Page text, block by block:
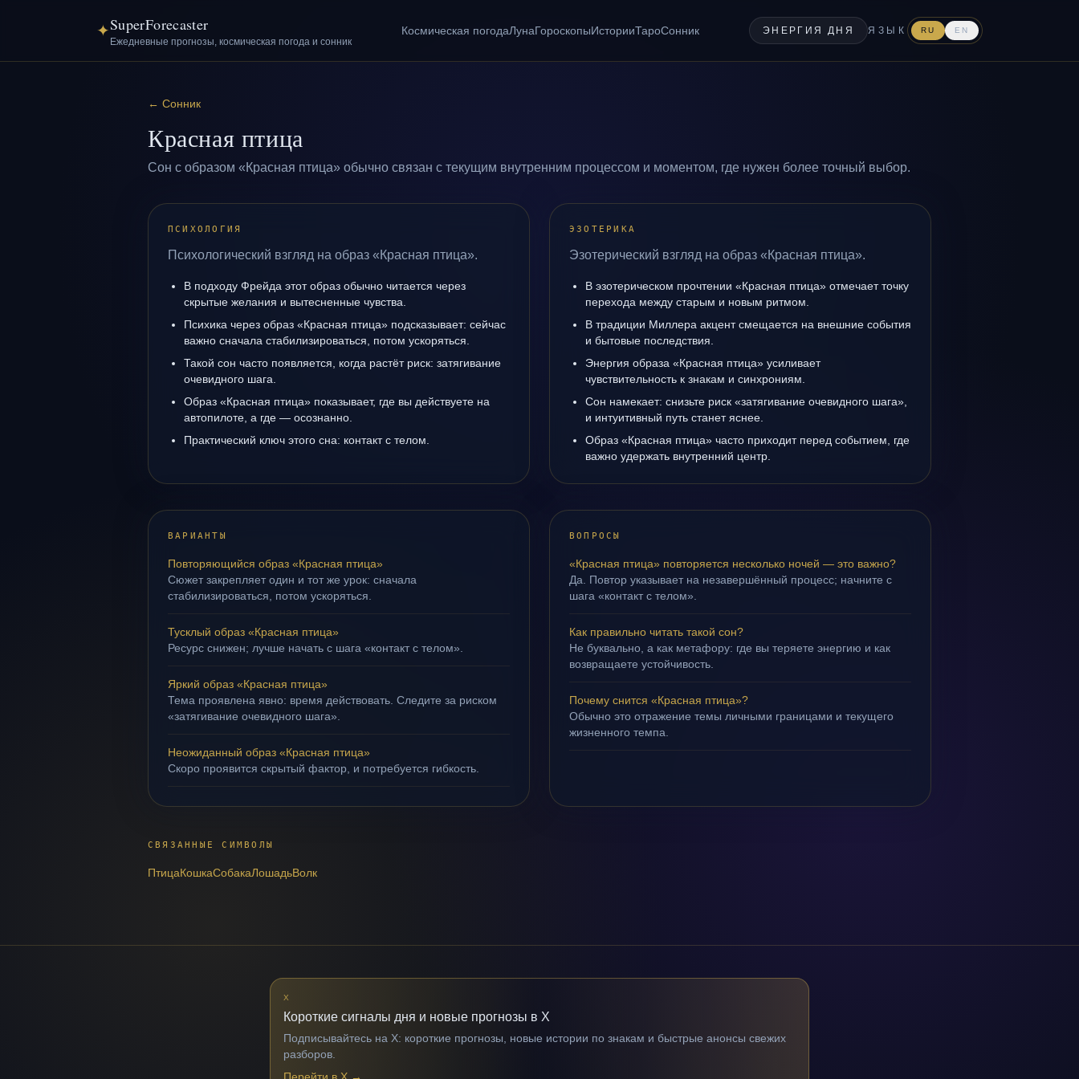
✦SuperForecaster
Ежедневные прогнозы, космическая погода и сонник
Космическая погодаЛунаГороскопыИсторииТароСонник ЭНЕРГИЯ ДНЯ ЯЗЫК RU EN
← Сонник
Красная птица
Сон с образом «Красная птица» обычно связан с текущим внутренним процессом и моментом, где нужен более точный выбор.
ПСИХОЛОГИЯ
Психологический взгляд на образ «Красная птица».
В подходу Фрейда этот образ обычно читается через
скрытые желания и вытесненные чувства.
Психика через образ «Красная птица» подсказывает: сейчас
важно сначала стабилизироваться, потом ускоряться.
Такой сон часто появляется, когда растёт риск: затягивание
очевидного шага.
Образ «Красная птица» показывает, где вы действуете на
автопилоте, а где — осознанно.
Практический ключ этого сна: контакт с телом.
ЭЗОТЕРИКА
Эзотерический взгляд на образ «Красная птица».
В эзотерическом прочтении «Красная птица» отмечает точку
перехода между старым и новым ритмом.
В традиции Миллера акцент смещается на внешние события
и бытовые последствия.
Энергия образа «Красная птица» усиливает
чувствительность к знакам и синхрониям.
Сон намекает: снизьте риск «затягивание очевидного шага»,
и интуитивный путь станет яснее.
Образ «Красная птица» часто приходит перед событием, где
важно удержать внутренний центр.
ВАРИАНТЫ
Повторяющийся образ «Красная птица»
Сюжет закрепляет один и тот же урок: сначала
стабилизироваться, потом ускоряться.
Тусклый образ «Красная птица»
Ресурс снижен; лучше начать с шага «контакт с телом».
Яркий образ «Красная птица»
Тема проявлена явно: время действовать. Следите за риском
«затягивание очевидного шага».
Неожиданный образ «Красная птица»
Скоро проявится скрытый фактор, и потребуется гибкость.
ВОПРОСЫ
«Красная птица» повторяется несколько ночей — это важно?
Да. Повтор указывает на незавершённый процесс; начните с
шага «контакт с телом».
Как правильно читать такой сон?
Не буквально, а как метафору: где вы теряете энергию и как
возвращаете устойчивость.
Почему снится «Красная птица»?
Обычно это отражение темы личными границами и текущего
жизненного темпа.
СВЯЗАННЫЕ СИМВОЛЫ
ПтицаКошкаСобакаЛошадьВолк
X
Короткие сигналы дня и новые прогнозы в X
Подписывайтесь на X: короткие прогнозы, новые истории по знакам и быстрые анонсы свежих
разборов.